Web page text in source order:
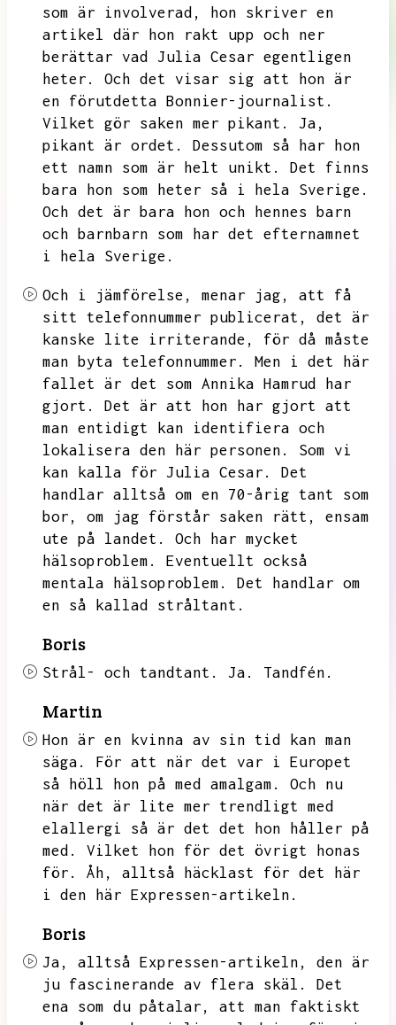
som är involverad,
hon skriver en
artikel där hon rakt upp och ner
berättar vad Julia Cesar egentligen
heter.
Och det visar sig att hon är
en förutdetta Bonnier-journalist.
Vilket gör saken mer pikant.
Ja,
pikant är ordet.
Dessutom så har hon
ett namn som är helt unikt.
Det finns
bara hon som heter så i hela Sverige.
Och det är bara hon och hennes barn
och barnbarn som har det efternamnet
i hela Sverige.
Och i jämförelse, menar jag,
att få
sitt telefonnummer publicerat,
det är
kanske lite irriterande,
för då måste
man byta telefonnummer.
Men i det här
fallet är det som Annika Hamrud har
gjort.
Det är att hon har gjort att
man entidigt kan identifiera och
lokalisera den här personen.
Som vi
kan kalla för Julia Cesar.
Det
handlar alltså om en 70-årig tant som
bor,
om jag förstår saken rätt,
ensam
ute på landet.
Och har mycket
hälsoproblem.
Eventuellt också
mentala hälsoproblem.
Det handlar om
en så kallad stråltant.
Boris
Strål- och tandtant. Ja. Tandfén.
Martin
Hon är en kvinna av sin tid kan man
säga.
För att när det var i Europet
så höll hon på med amalgam.
Och nu
när det är lite mer trendligt med
elallergi så är det det hon håller på
med.
Vilket hon för det övrigt honas
för.
Åh,
alltså häcklast för det här
i den här Expressen-artikeln.
Boris
Ja, alltså Expressen-artikeln,
den är
ju fascinerande av flera skäl.
Det
ena som du påtalar,
att man faktiskt